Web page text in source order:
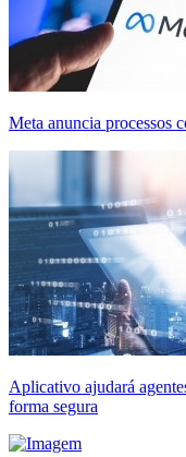
Meta anuncia processos
Aplicativo ajudará
forma segura